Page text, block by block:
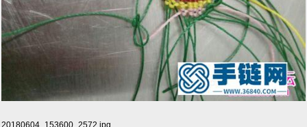
20180604_153600_2572.jpg